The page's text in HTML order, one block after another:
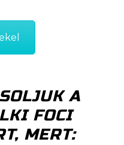
A
FOCI
MERT: